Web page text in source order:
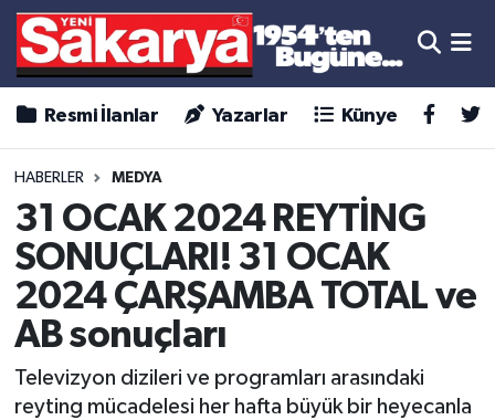
Resmi İlanlar Yazarlar Künye
HABERLER MEDYA
31 OCAK 2024 REYTİNG
SONUÇLARI! 31 OCAK
2024 ÇARŞAMBA TOTAL ve
AB sonuçları
Televizyon dizileri ve programları arasındaki
reyting mücadelesi her hafta büyük bir heyecanla